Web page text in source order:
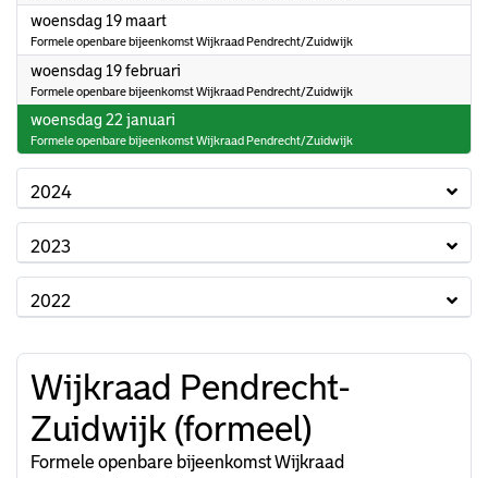
woensdag 19 maart2025
Formele openbare bijeenkomst Wijkraad Pendrecht/Zuidwijk
woensdag 19 februari
Formele openbare bijeenkomst Wijkraad Pendrecht/Zuidwijk
woensdag 22 januari
Formele openbare bijeenkomst Wijkraad Pendrecht/Zuidwijk
2024
2023
2022
Wijkraad Pendrecht-
Zuidwijk (formeel)
Formele openbare bijeenkomst Wijkraad